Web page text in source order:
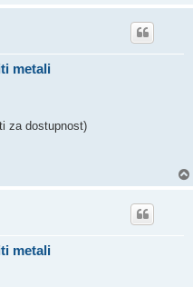
metali
za dostupnost)
metali